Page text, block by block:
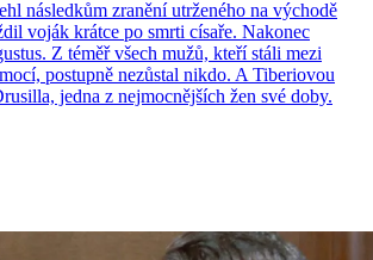
následkům zranění utrženého na východě
voják krátce po smrti císaře. Nakonec
Z téměř všech mužů, kteří stáli mezi
postupně nezůstal nikdo. A Tiberiovou
jedna z nejmocnějších žen své doby.